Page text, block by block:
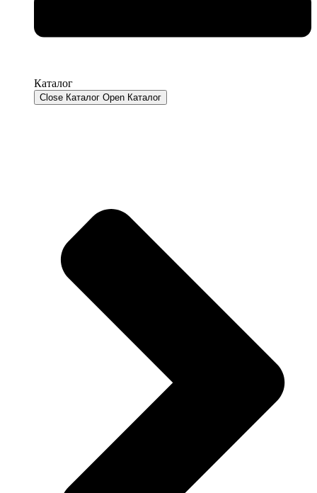
Каталог
Close Каталог Open Каталог